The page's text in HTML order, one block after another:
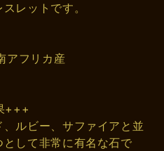
レットです。
フリカ産
+++
ルビー、サファイアと並
して非常に有名な石で